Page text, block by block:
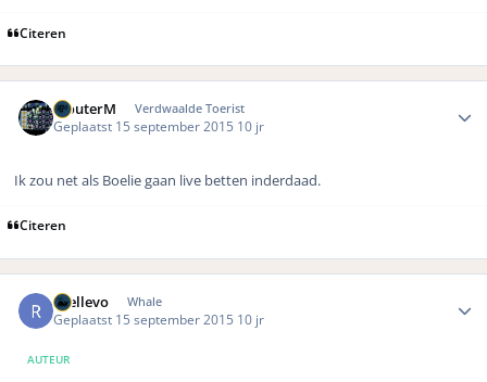
Citeren
WouterM Verdwaalde Toerist
Geplaatst 15 september 2015 10 jr
Ik zou net als Boelie gaan live betten inderdaad.
Citeren
rhellevo Whale
Geplaatst 15 september 2015 10 jr
AUTEUR